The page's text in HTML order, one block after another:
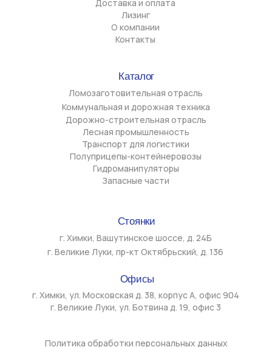
письменного согласия ООО «Джитизет» не допускается за
исключением случаев, предусмотренных ГК РФ.